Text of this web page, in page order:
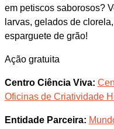
em petiscos saborosos?
larvas, gelados de
esparguete de grão!
Ação gratuita
Centro Ciência Viva:
Oficinas de Criatividade
Entidade Parceira: